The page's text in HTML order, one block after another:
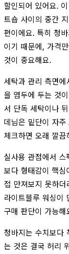
할인되어 있어요.
트숍 사이의 중간
편이에요. 특히 청
이기 때문에, 가격
것이 중요해요.
세탁과 관리 측면
을 염두에 두는 것
서 단독 세탁이나
데님은 밑단이 자
체크하면 오래 깔
실사용 관점에서
보다 형태감이 핵
접 만져보지 못하
라이트블루 워싱이
구매 판단이 가능해
청바지는 수치보다
는 것은 결국 허리